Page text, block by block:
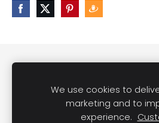
Sīkdatnes Politika
Palīdzība / Par mums
We use cookies to
marketing and to
experience.